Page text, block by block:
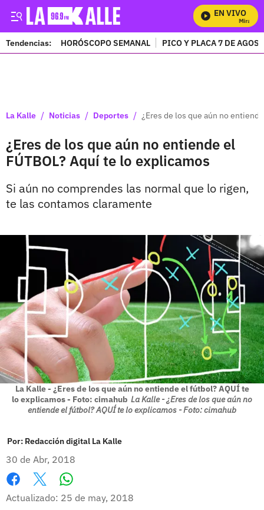
EN VIVO
Mira
Tendencias: HORÓSCOPO SEMANAL PICO Y PLACA 7 DE
La Kalle / Noticias / Deportes / ¿Eres de los que aún no
¿Eres de los que aún no entiende el
FÚTBOL? Aquí te lo explicamos
Si aún no comprendes las normal que lo rigen,
te las contamos claramente
La Kalle - ¿Eres de los que aún no entiende el fútbol? AQUÍ te
lo explicamos - Foto: cimahub La Kalle - ¿Eres de los que aún no
entiende el fútbol? AQUÍ te lo explicamos - Foto: cimahub
Por: Redacción digital La Kalle
30 de Abr, 2018
Facebook
X
Actualizado: 25 de may, 2018